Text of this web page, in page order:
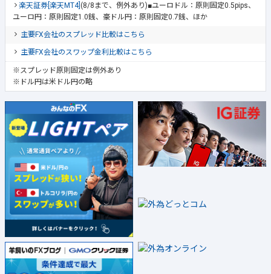
楽天証券[楽天MT4] (8/8まで、例外あり)■ユーロドル：原則固定0.5pips、
ユーロ円：原則固定1.0銭、豪ドル円：原則固定0.7銭、ほか
主要FX会社のスプレッド比較はこちら
主要FX会社のスワップ金利比較はこちら
※スプレッド原則固定は例外あり
※ドル円は米ドル円の略